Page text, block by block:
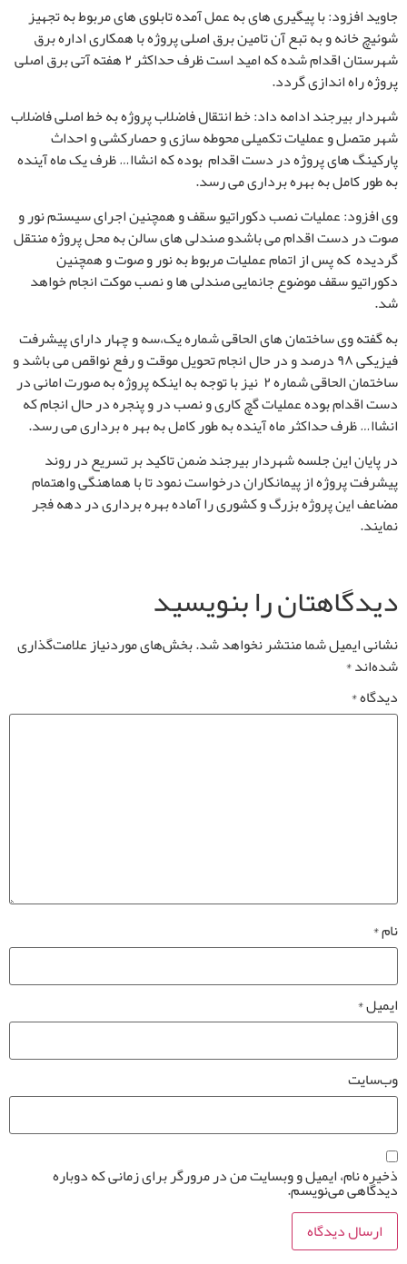
جاوید افزود: با پیگیری های به عمل آمده تابلوی های مربوط به تجهیز
شوئیچ خانه و به تبع آن تامین برق اصلی پروژه با همکاری اداره برق
شهرستان اقدام شده که امید است ظرف حداکثر ۲ هفته آتی برق اصلی
پروژه راه اندازی گردد.
شهردار بیرجند ادامه داد: خط انتقال فاضلاب پروژه به خط اصلی فاضلاب
شهر متصل و عملیات تکمیلی محوطه سازی و حصارکشی و احداث
پارکینگ های پروژه در دست اقدام بوده که انشاا… ظرف یک ماه آینده
به طور کامل به بهره برداری می رسد.
وی افزود: عملیات نصب دکوراتیو سقف و همچنین اجرای سیستم نور و
صوت در دست اقدام می باشدو صندلی های سالن به محل پروژه منتقل
گردیده که پس از اتمام عملیات مربوط به نور و صوت و همچنین
دکوراتیو سقف موضوع جانمایی صندلی ها و نصب موکت انجام خواهد
شد.
به گفته وی ساختمان های الحاقی شماره یک،سه و چهار دارای پیشرفت
فیزیکی ۹۸ درصد و در حال انجام تحویل موقت و رفع نواقص می باشد و
ساختمان الحاقی شماره ۲ نیز با توجه به اینکه پروژه به صورت امانی در
دست اقدام بوده عملیات گچ کاری و نصب در و پنجره در حال انجام که
انشاا… ظرف حداکثر ماه آینده به طور کامل به بهر ه برداری می رسد.
در پایان این جلسه شهردار بیرجند ضمن تاکید بر تسریع در روند
پیشرفت پروژه از پیمانکاران درخواست نمود تا با هماهنگی واهتمام
مضاعف این پروژه بزرگ و کشوری را آماده بهره برداری در دهه فجر
نمایند.
دیدگاهتان را بنویسید
نشانی ایمیل شما منتشر نخواهد شد.بخش‌های موردنیاز علامت‌گذاری
شده‌اند*
دیدگاه*
نام*
ایمیل*
وب‌سایت
ذخیره نام، ایمیل و وبسایت من در مرورگر برای زمانی که دوباره
دیدگاهی می‌نویسم.